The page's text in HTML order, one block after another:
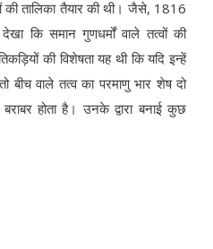
की तालिका तैयार की थी। जैसे, 1816
कि समान गुणधर्मों वाले तत्वों की
की विशेषता यह थी कि यदि इन्हें
बीच वाले तत्व का परमाणु भार शेष दो
होता है। उनके द्वारा बनाई कुछ